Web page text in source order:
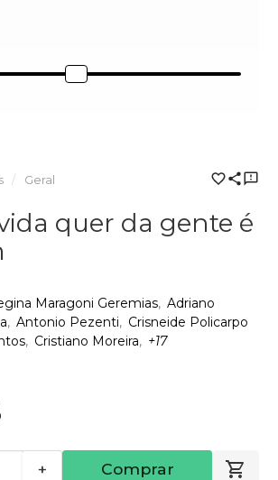
Geral
quer da gente é
Maragoni Geremias Adriano
Antonio Pezenti
Crisneide Policarpo
Cristiano Moreira +17
+ Comprar